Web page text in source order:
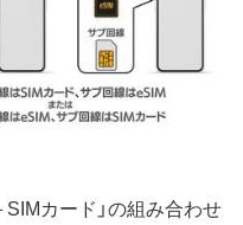
カード」の組み合わせ